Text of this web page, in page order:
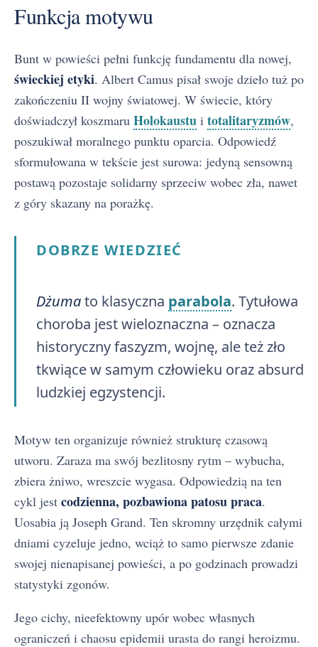
Funkcja motywu
Bunt w powieści pełni funkcję fundamentu dla nowej,
świeckiej etyki. Albert Camus pisał swoje dzieło tuż po
zakończeniu II wojny światowej. W świecie, który
doświadczył koszmaru Holokaustu i totalitaryzmów,
poszukiwał moralnego punktu oparcia. Odpowiedź
sformułowana w tekście jest surowa: jedyną sensowną
postawą pozostaje solidarny sprzeciw wobec zła, nawet
z góry skazany na porażkę.
DOBRZE WIEDZIEĆ
Dżumato klasyczna parabola. Tytułowa
choroba jest wieloznaczna – oznacza
historyczny faszyzm, wojnę, ale też zło
tkwiące w samym człowieku oraz absurd
ludzkiej egzystencji.
Motyw ten organizuje również strukturę czasową
utworu. Zaraza ma swój bezlitosny rytm – wybucha,
zbiera żniwo, wreszcie wygasa. Odpowiedzią na ten
cykl jest codzienna, pozbawiona patosu praca.
Uosabia ją Joseph Grand. Ten skromny urzędnik całymi
dniami cyzeluje jedno, wciąż to samo pierwsze zdanie
swojej nienapisanej powieści, a po godzinach prowadzi
statystyki zgonów.
Jego cichy, nieefektowny upór wobec własnych
ograniczeń i chaosu epidemii urasta do rangi heroizmu.
1 Dżuma - streszczenie krótkie i szczegółowe
Dżuma - plan wydarzeń
3 Dżuma - bohaterowie
4 Geneza Dżumy - inspiracje i proces twórczy